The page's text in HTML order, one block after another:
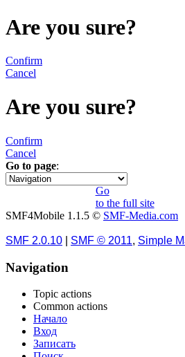
Are you sure?
Confirm
Cancel
Are you sure?
Confirm
Cancel
Go to page:
1
Go
to the full site
SMF4Mobile 1.1.5 © SMF-Media.com
SMF 2.0.10 SMF © 2011, Simple
Navigation
Topic actions
Common actions
Начало
Вход
Записать